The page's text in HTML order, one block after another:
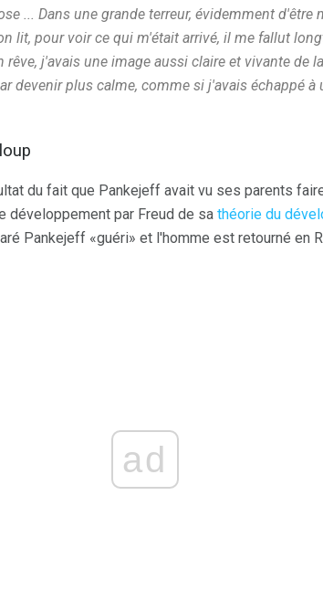
... Dans une grande terreur, évidemment d'être
lit, pour voir ce qui m'était arrivé, il me fallut
j'avais une image aussi claire et vivante de
devenir plus calme, comme si j'avais échappé à
du fait que Pankejeff avait vu ses parents
développement par Freud de sa théorie du
Pankejeff «guéri» et l'homme est retourné en
ad